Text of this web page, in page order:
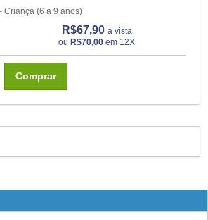
Criança (6 a 9 anos)
R$67,90 à vista
ou R$70,00 em 12X
Comprar